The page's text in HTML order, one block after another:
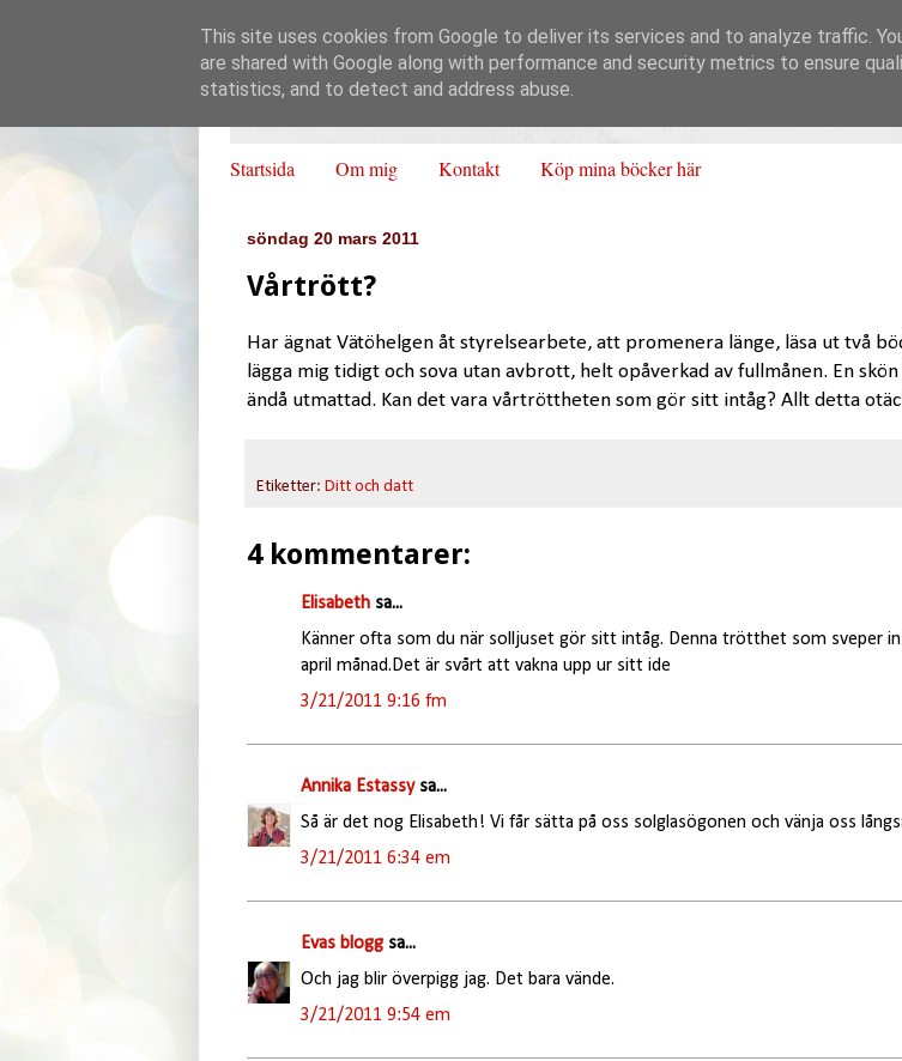
Startsida Om mig Kontakt Köp mina böcker här
söndag 20 mars 2011
Vårtrött?
Har ägnat Vätöhelgen åt styrelsearbete, att promenera länge, läsa ut två
lägga mig tidigt och sova utan avbrott, helt opåverkad av fullmånen. En
ändå utmattad. Kan det vara vårtröttheten som gör sitt intåg? Allt detta
Etiketter: Ditt och datt
4 kommentarer:
Elisabethsa...
Känner ofta som du när solljuset gör sitt intåg. Denna trötthet som sveper
april månad.Det är svårt att vakna upp ur sitt ide
3/21/2011 9:16 fm
Annika Estassysa...
Så är det nog Elisabeth! Vi får sätta på oss solglasögonen och vänja oss
3/21/2011 6:34 em
Evas bloggsa...
Och jag blir överpigg jag. Det bara vände.
3/21/2011 9:54 em
This site uses cookies from Google to deliver its services and to analyze traffic.
are shared with Google along with performance and security metrics to ensure
statistics, and to detect and address abuse.